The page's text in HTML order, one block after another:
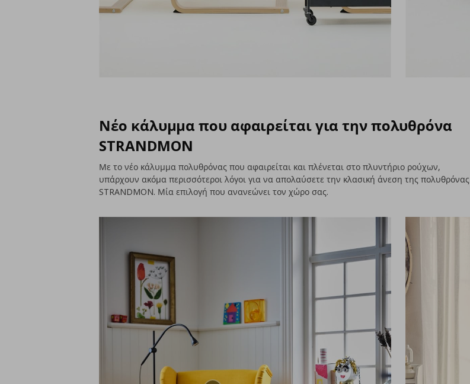
Νέο κάλυμμα που αφαιρείται για την πολυθρόνα
STRANDMON
Με το νέο κάλυμμα πολυθρόνας που αφαιρείται και πλένεται στο πλυντήριο ρούχων,
υπάρχουν ακόμα περισσότεροι λόγοι για να απολαύσετε την κλασική άνεση της πολυθρόνας
STRANDMON. Μία επιλογή που ανανεώνει τον χώρο σας.